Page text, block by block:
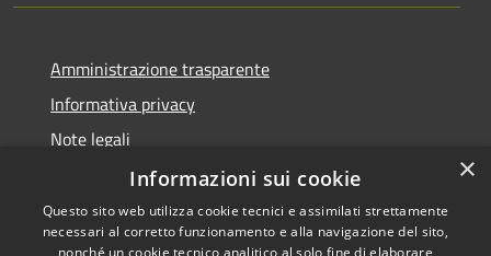
Amministrazione trasparente
Informativa privacy
Note legali
Dichiarazione di accessibilità
×
Informazioni sui cookie
Questo sito web utilizza cookie tecnici e assimilati strettamente
necessari al corretto funzionamento e alla navigazione del sito,
nonché un cookie tecnico analitico al solo fine di elaborare